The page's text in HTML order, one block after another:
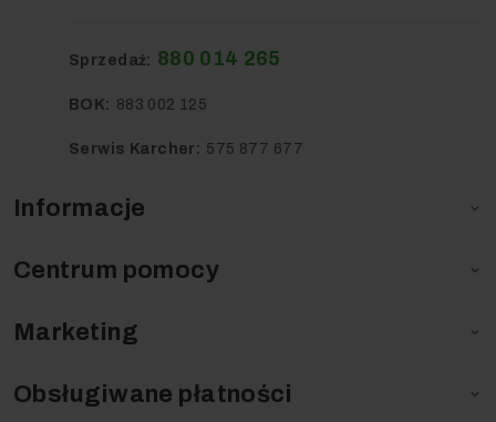
Informacje 
Centrum pomocy 
Marketing 
Obsługiwane płatności 
Sprzedaż: 880 014 265
BOK: 883 002 125
Serwis Karcher: 575 877 677